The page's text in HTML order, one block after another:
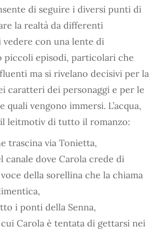
di seguire i diversi punti di
la realtà da differenti
con una lente di
piccoli episodi, particolari che
ma si rivelano decisivi per la
caratteri dei personaggi e per le
quali vengono immersi. L’acqua,
il leitmotiv di tutto il romanzo:
trascina via Tonietta,
canale dove Carola crede di
della sorellina che la chiama
i ponti della Senna,
cui Carola è tentata di gettarsi nei